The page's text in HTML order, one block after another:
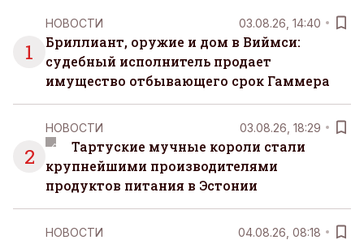
1
НОВОСТИ 03.08.26, 14:40
Бриллиант, оружие и дом в Виймси:
судебный исполнитель продает
имущество отбывающего срок Гаммера
2
НОВОСТИ 03.08.26, 18:29
Тартуские мучные короли стали
крупнейшими производителями
продуктов питания в Эстонии
НОВОСТИ 04.08.26, 08:18